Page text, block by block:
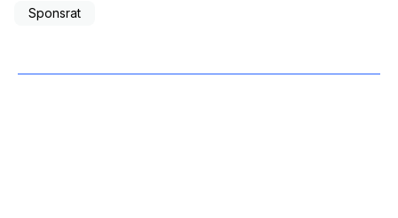
Sponsrat